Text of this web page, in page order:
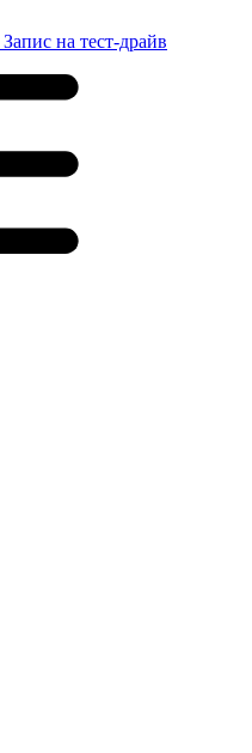
Запис на тест-драйв